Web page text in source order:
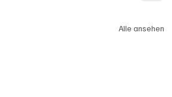
Alle ansehen